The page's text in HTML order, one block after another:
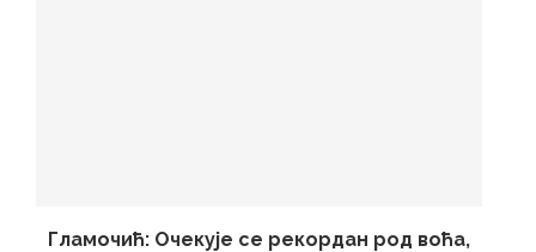
Гламочић: Очекује се рекордан род воћа,